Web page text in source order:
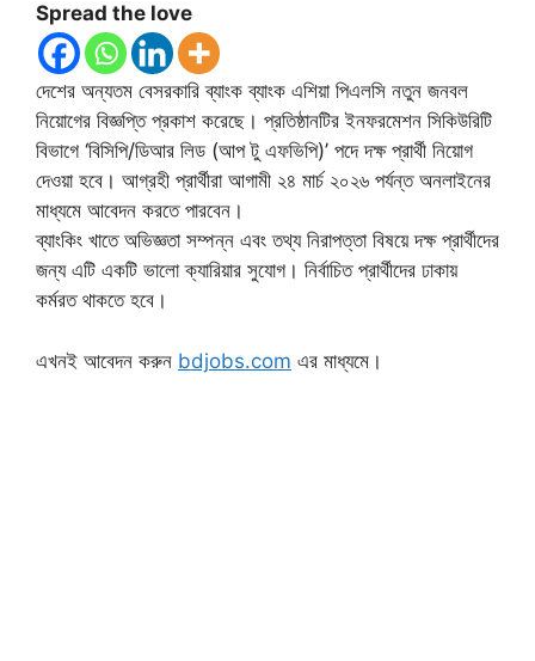
Spread the love
দেশের অন্যতম বেসরকারি ব্যাংক ব্যাংক এশিয়া পিএলসি নতুন জনবল
নিয়োগের বিজ্ঞপ্তি প্রকাশ করেছে। প্রতিষ্ঠানটির ইনফরমেশন সিকিউরিটি
বিভাগে ‘বিসিপি/ডিআর লিড (আপ টু এফভিপি)’ পদে দক্ষ প্রার্থী নিয়োগ
দেওয়া হবে। আগ্রহী প্রার্থীরা আগামী ২৪ মার্চ ২০২৬ পর্যন্ত অনলাইনের
মাধ্যমে আবেদন করতে পারবেন।
ব্যাংকিং খাতে অভিজ্ঞতা সম্পন্ন এবং তথ্য নিরাপত্তা বিষয়ে দক্ষ প্রার্থীদের
জন্য এটি একটি ভালো ক্যারিয়ার সুযোগ। নির্বাচিত প্রার্থীদের ঢাকায়
কর্মরত থাকতে হবে।
এখনই আবেদন করুন bdjobs.com এর মাধ্যমে।